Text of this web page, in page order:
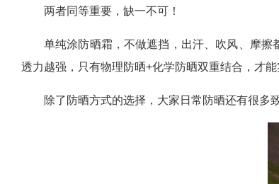
两者同等重要，缺一不可！
单纯涂防晒霜，不做遮挡，出汗、吹风、摩
透力越强，只有物理防晒+化学防晒双重结合，才
除了防晒方式的选择，大家日常防晒还有很多